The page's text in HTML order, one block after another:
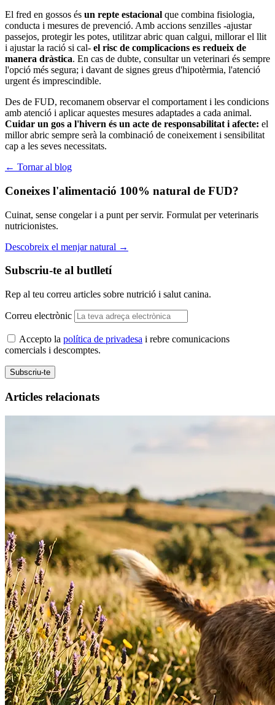
El fred en gossos és un repte estacional que combina fisiologia,
conducta i mesures de prevenció. Amb accions senzilles -ajustar
passejos, protegir les potes, utilitzar abric quan calgui, millorar el llit
i ajustar la ració si cal- el risc de complicacions es redueix de
manera dràstica. En cas de dubte, consultar un veterinari és sempre
l'opció més segura; i davant de signes greus d'hipotèrmia, l'atenció
urgent és imprescindible.
Des de FUD, recomanem observar el comportament i les condicions
amb atenció i aplicar aquestes mesures adaptades a cada animal.
Cuidar un gos a l'hivern és un acte de responsabilitat i afecte: el
millor abric sempre serà la combinació de coneixement i sensibilitat
cap a les seves necessitats.
← Tornar al blog
Coneixes l'alimentació 100% natural de FUD?
Cuinat, sense congelar i a punt per servir. Formulat per veterinaris
nutricionistes.
Descobreix el menjar natural →
Subscriu-te al butlletí
Rep al teu correu articles sobre nutrició i salut canina.
Correu electrònic
Accepto la política de privadesa i rebre comunicacions
comercials i descomptes.
Subscriu-te
Articles relacionats